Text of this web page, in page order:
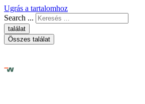
Ugrás a tartalomhoz
Search ...
találat
Összes találat